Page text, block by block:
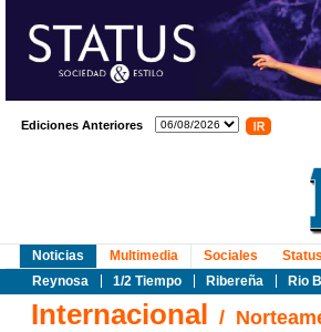
Ediciones Anteriores
Noticias
Reynosa
1/2 Tiempo Ribereña Rio
Multimedia Sociales Status
Internacional /